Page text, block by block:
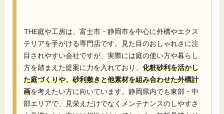
THE庭や工房は、富士市・静岡市を中心に外構やエクス
テリアを手がける専門店です。見た目のおしゃれさに注
目されやすい会社ですが、実際には庭の使い方や暮らし
方を踏まえた提案に力を入れており、 化粧砂利を活かし
た庭づくりや、砂利敷きと他素材を組み合わせた外構計
画を考えたい方に向いています。静岡県内でも東部・中
部エリアで、見栄えだけでなくメンテナンスのしやすさ